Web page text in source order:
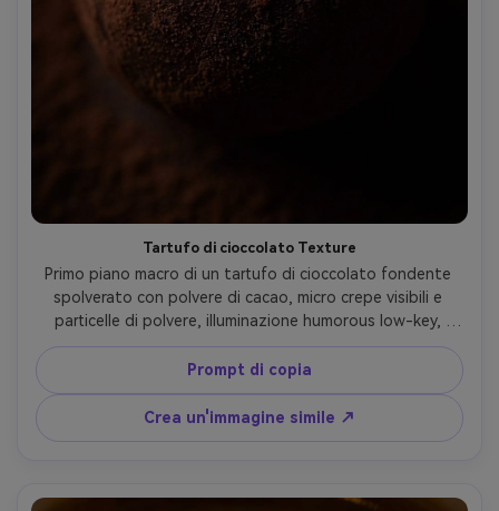
Tartufo di cioccolato Texture
Primo piano macro di un tartufo di cioccolato fondente
spolverato con polvere di cacao, micro crepe visibili e
particelle di polvere, illuminazione humorous low-key,
fondo marrone profondo bokeh, Canon 5D Mark IV, macro
100mm, f/3.5, messa a fuoco centrale nitida, ricco
contrasto, lusso dessert fotografia look- -ar 4:5
Prompt di copia
Crea un'immagine simile ↗